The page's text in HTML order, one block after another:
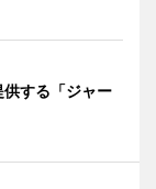
供する「ジャー